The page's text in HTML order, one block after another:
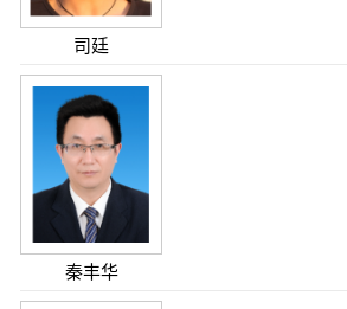
司廷
秦丰华